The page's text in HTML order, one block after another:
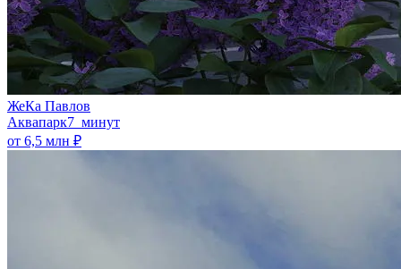
ЖеКа Павлов
Аквапарк7 минут
от 6,5 млн ₽